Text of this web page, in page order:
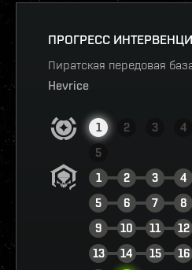
ПРОГРЕСС
Пиратская передовая
Hevrice
1 2 3
4
5
1
2 3
4
5
6 7
8
9
10 11
12
13
14 15
16